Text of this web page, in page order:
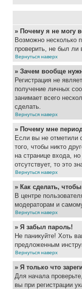
» Почему я не могу
Возможно несколько
проверить, не был ли
Вернуться наверх
» Зачем вообще
Регистрация не
получение личных
занимает всего
сделать.
Вернуться наверх
» Почему мне
Если вы не отметили
того, чтобы никто
на странице входа,
отсутствует, то это
Вернуться наверх
» Как сделать,
В центре
модераторам и
Вернуться наверх
» Я забыл пароль!
Не паникуйте! Хоть
предложенным
Вернуться наверх
» Я только что
Для начала
вы при регистрации